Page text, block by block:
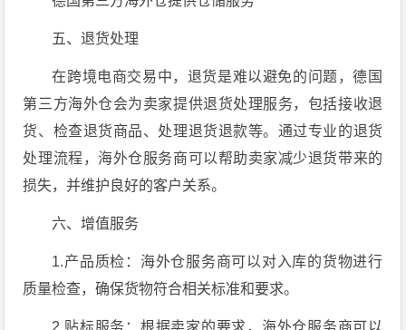
五、退货处理
在跨境电商交易中，退货是难以避免的问题，德国
第三方海外仓会为卖家提供退货处理服务，包括接收退
货、检查退货商品、处理退货退款等。通过专业的退货
处理流程，海外仓服务商可以帮助卖家减少退货带来的
损失，并维护良好的客户关系。
六、增值服务
1.产品质检：海外仓服务商可以对入库的货物进行
质量检查，确保货物符合相关标准和要求。
2.贴标服务：根据卖家的要求，海外仓服务商可以